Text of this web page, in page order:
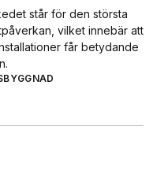
står för den största
vilket innebär att
får betydande